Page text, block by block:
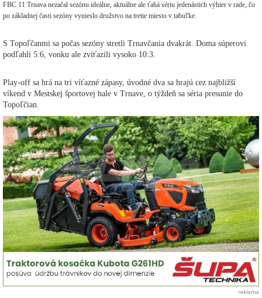
FBC 11 Trnava nezačal sezónu ideálne, aktuálne ale ťahá sériu jedenástich výhier v rade, čo
po základnej časti sezóny vynieslo družstvo na tretie miesto v tabuľke.
S Topoľčanmi sa počas sezóny stretli Trnavčania dvakrát. Doma súperovi
podľahli 5:6, vonku ale zvíťazili vysoko 10:3.
Play-off sa hrá na tri víťazné zápasy, úvodné dva sa hrajú cez najbližší
víkend v Mestskej športovej hale v Trnave, o týždeň sa séria presunie do
Topoľčian.
reklama